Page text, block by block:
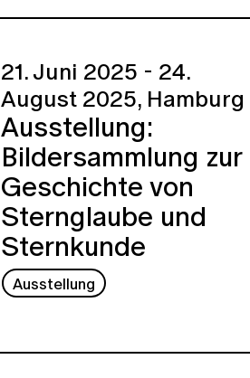
21. Juni 2025 - 24.
August 2025, Hamburg
Ausstellung:
Bildersammlung zur
Geschichte von
Sternglaube und
Sternkunde
Ausstellung